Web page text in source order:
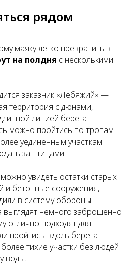
рядом
маяку легко превратить в
на полдня с несколькими
заказник «Лебяжий» —
территория с дюнами,
линией берега
можно пройтись по тропам
уединённым участкам
за птицами.
увидеть остатки старых
и бетонные сооружения,
в систему обороны
выглядят немного заброшенно
отлично подходят для
пройтись вдоль берега
тихие участки без людей
воды.